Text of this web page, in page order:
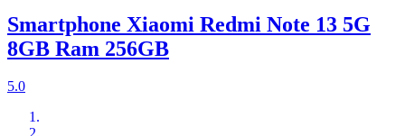
Smartphone Xiaomi Redmi Note 13 5G
8GB Ram 256GB
5.0